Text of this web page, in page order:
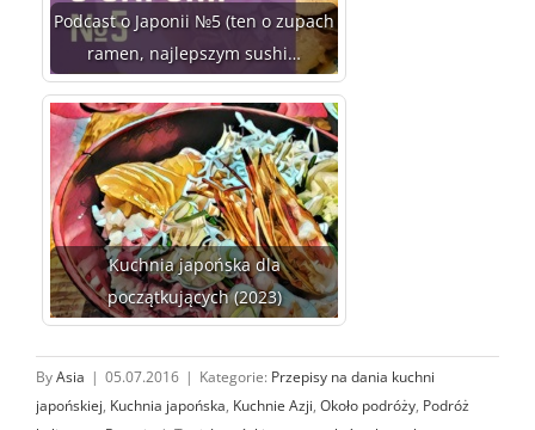
Podcast o Japonii №5 (ten o zupach
ramen, najlepszym sushi…
Kuchnia japońska dla
początkujących (2023)
ByAsia | 05.07.2016 | Kategorie: Przepisy na dania kuchni
japońskiej, Kuchnia japońska, Kuchnie Azji, Około podróży, Podróż